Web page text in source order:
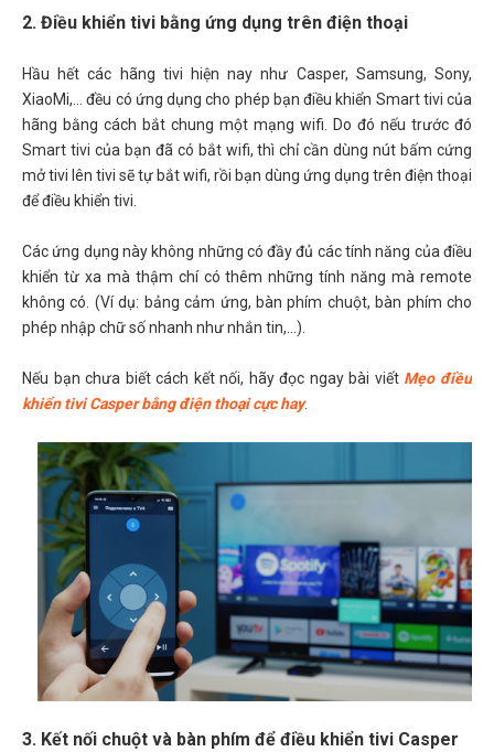
2. Điều khiển tivi bằng ứng dụng trên điện thoại
Hầu hết các hãng tivi hiện nay như Casper, Samsung, Sony,
XiaoMi,... đều có ứng dụng cho phép bạn điều khiển Smart tivi của
hãng bằng cách bắt chung một mạng wifi. Do đó nếu trước đó
Smart tivi của bạn đã có bắt wifi, thì chỉ cần dùng nút bấm cứng
mở tivi lên tivi sẽ tự bắt wifi, rồi bạn dùng ứng dụng trên điện thoại
để điều khiển tivi.
Các ứng dụng này không những có đầy đủ các tính năng của điều
khiển từ xa mà thậm chí có thêm những tính năng mà remote
không có. (Ví dụ: bảng cảm ứng, bàn phím chuột, bàn phím cho
phép nhập chữ số nhanh như nhắn tin,...).
Nếu bạn chưa biết cách kết nối, hãy đọc ngay bài viết Mẹo điều
khiển tivi Casper bằng điện thoại cực hay.
3. Kết nối chuột và bàn phím để điều khiển tivi Casper